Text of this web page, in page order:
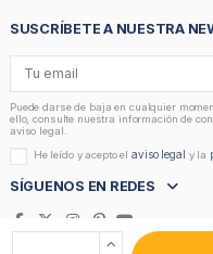
SUSCRÍBETE A NUESTRA
Puede darse de baja en cualquier
ello, consulte nuestra información de
aviso legal.
He leído y acepto elaviso legal y la
SÍGUENOS EN REDES